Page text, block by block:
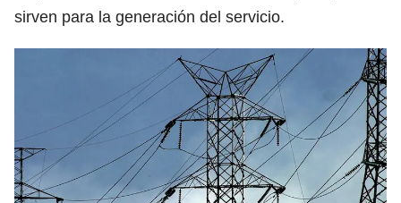
sirven para la generación del servicio.